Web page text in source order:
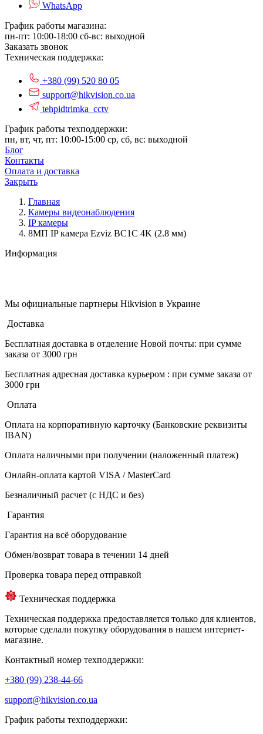
WhatsApp
График работы магазина:
пн-пт: 10:00-18:00 сб-вс: выходной
Заказать звонок
Техническая поддержка:
+380 (99) 520 80 05
support@hikvision.co.ua
tehpidtrimka_cctv
График работы техподдержки:
пн, вт, чт, пт: 10:00-15:00 ср, сб, вс: выходной
Блог
Контакты
Оплата и доставка
Закрыть
Главная
Камеры видеонаблюдения
IP камеры
8МП IP камера Ezviz BC1C 4K (2.8 мм)
Информация
Мы официальные партнеры Hikvision в Украине
Доставка
Бесплатная доставка в отделение Новой почты: при сумме
заказа от 3000 грн
Бесплатная адресная доставка курьером : при сумме заказа от
3000 грн
Оплата
Оплата на корпоративную карточку (Банковские реквизиты
IBAN)
Оплата наличными при получении (наложенный платеж)
Онлайн-оплата картой VISA / MasterCard
Безналичный расчет (с НДС и без)
Гарантия
Гарантия на всё оборудование
Обмен/возврат товара в течении 14 дней
Проверка товара перед отправкой
Техническая поддержка
Техническая поддержка предоставляется только для клиентов,
которые сделали покупку оборудования в нашем интернет-
магазине.
Контактный номер техподдержки:
+380 (99) 238-44-66
support@hikvision.co.ua
График работы техподдержки: